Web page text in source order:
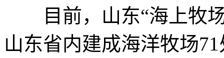
目前，山东“海上牧场
山东省内建成海洋牧场